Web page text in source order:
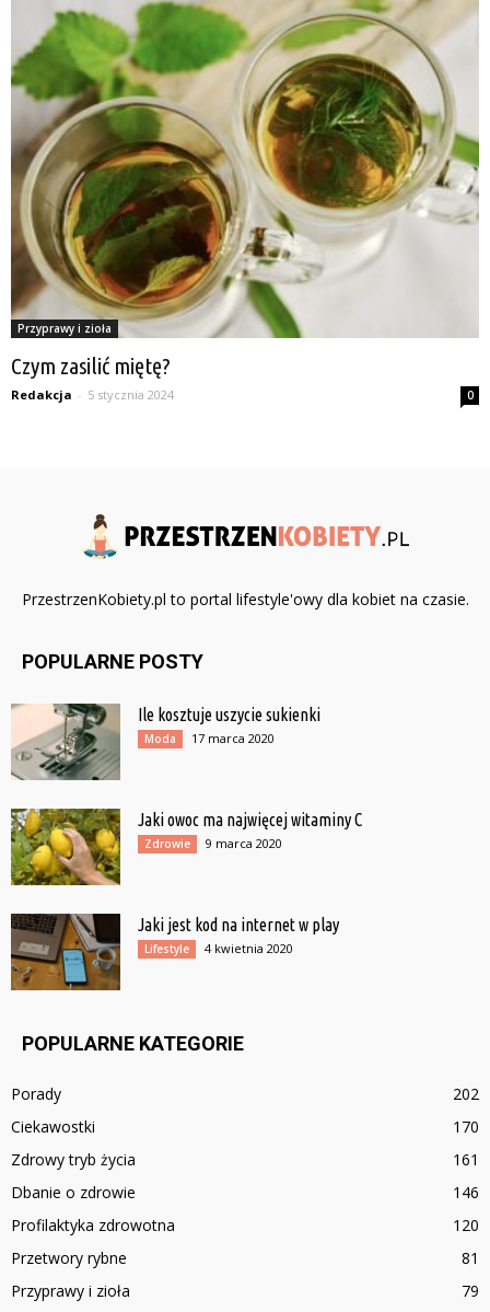
Przyprawy i zioła
Czym zasilić miętę?
Redakcja - 5 stycznia 2024 0
PrzestrzenKobiety.pl to portal lifestyle'owy dla kobiet na czasie.
POPULARNE POSTY
Ile kosztuje uszycie sukienki
Moda 17 marca 2020
Jaki owoc ma najwięcej witaminy C
Zdrowie 9 marca 2020
Jaki jest kod na internet w play
Lifestyle 4 kwietnia 2020
POPULARNE KATEGORIE
Porady
202
Ciekawostki
170
Zdrowy tryb życia
161
Dbanie o zdrowie
146
Profilaktyka zdrowotna
120
Przetwory rybne
81
Przyprawy i zioła
79